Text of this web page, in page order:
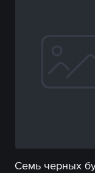
Семь черных